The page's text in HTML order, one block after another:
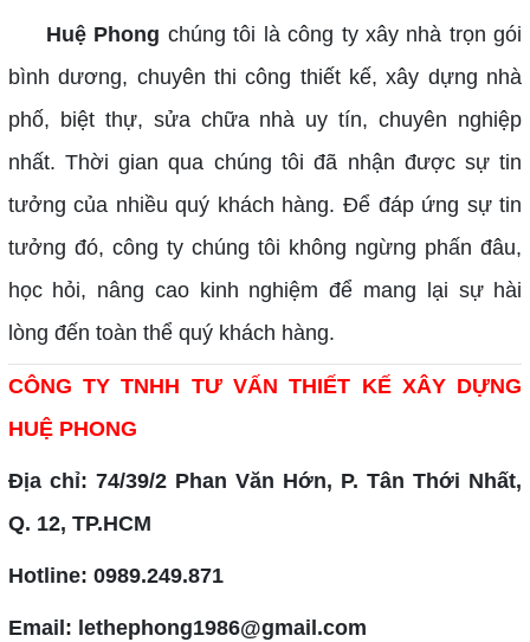
Huệ Phong chúng tôi là công ty xây nhà trọn gói
bình dương, chuyên thi công thiết kế, xây dựng nhà
phố, biệt thự, sửa chữa nhà uy tín, chuyên nghiệp
nhất. Thời gian qua chúng tôi đã nhận được sự tin
tưởng của nhiều quý khách hàng. Để đáp ứng sự tin
tưởng đó, công ty chúng tôi không ngừng phấn đâu,
học hỏi, nâng cao kinh nghiệm để mang lại sự hài
lòng đến toàn thể quý khách hàng.
CÔNG TY TNHH TƯ VẤN THIẾT KẾ XÂY DỰNG
HUỆ PHONG
Địa chỉ: 74/39/2 Phan Văn Hớn, P. Tân Thới Nhất,
Q. 12, TP.HCM
Hotline: 0989.249.871
Email: lethephong1986@gmail.com